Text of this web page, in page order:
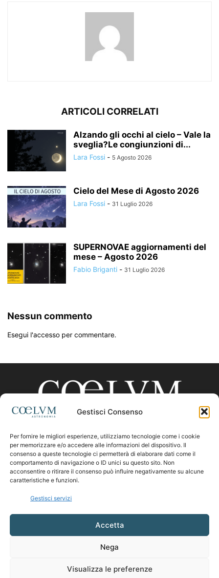
Gestisci Consenso
Per fornire le migliori esperienze, utilizziamo tecnologie come i cookie
per memorizzare e/o accedere alle informazioni del dispositivo. Il
consenso a queste tecnologie ci permetterà di elaborare dati come il
comportamento di navigazione o ID unici su questo sito. Non
acconsentire o ritirare il consenso può influire negativamente su alcune
caratteristiche e funzioni.
Gestisci servizi
Accetta
Nega
Visualizza le preferenze
ARTICOLI CORRELATI
Alzando gli occhi al cielo – Vale la
sveglia?Le congiunzioni di...
Lara Fossi - 5 Agosto 2026
Cielo del Mese di Agosto 2026
Lara Fossi - 31 Luglio 2026
SUPERNOVAE aggiornamenti del
mese – Agosto 2026
Fabio Briganti - 31 Luglio 2026
Nessun commento
Esegui l'accesso per commentare.
CHI SIAMO
Contattaci:coelumastro@coelum.com